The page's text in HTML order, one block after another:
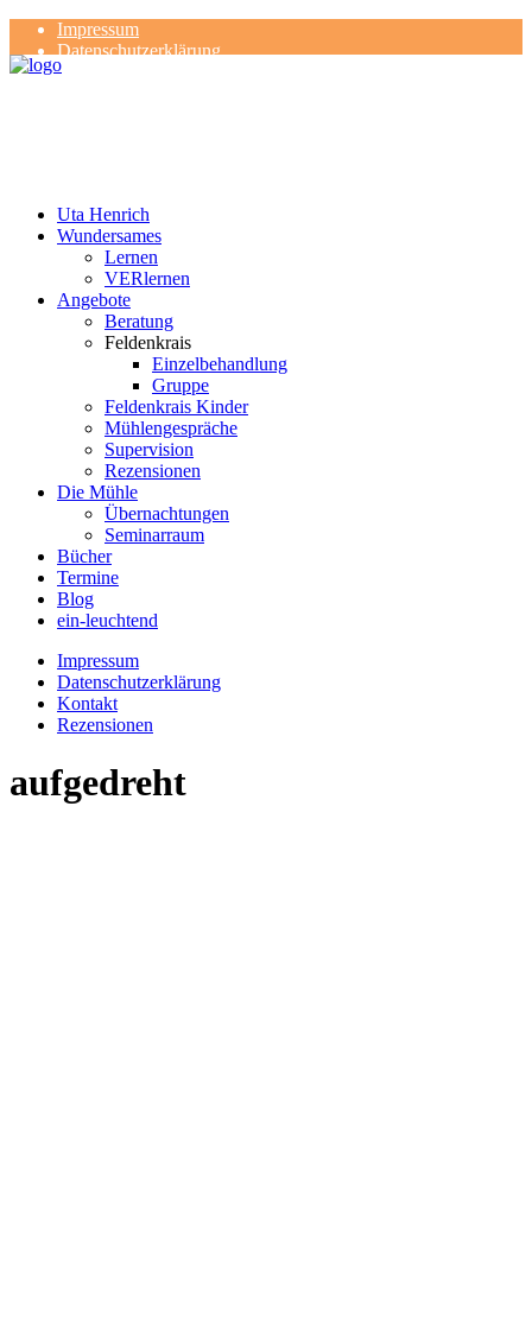
Impressum
Datenschutzerklärung
Kontakt
Uta Henrich
Wundersames
Lernen
VERlernen
Angebote
Beratung
Feldenkrais
Einzelbehandlung
Gruppe
Feldenkrais Kinder
Mühlengespräche
Supervision
Rezensionen
Die Mühle
Übernachtungen
Seminarraum
Bücher
Termine
Blog
ein-leuchtend
Impressum
Datenschutzerklärung
Kontakt
Rezensionen
aufgedreht